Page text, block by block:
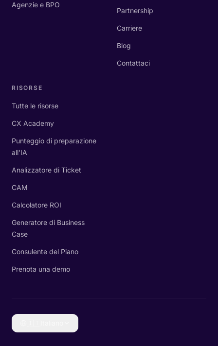
Agenzie e BPO
Partnership
Carriere
Blog
Contattaci
RISORSE
Tutte le risorse
CX Academy
Punteggio di preparazione
all'IA
Analizzatore di Ticket
CAM
Calcolatore ROI
Generatore di Business
Case
Consulente del Piano
Prenota una demo